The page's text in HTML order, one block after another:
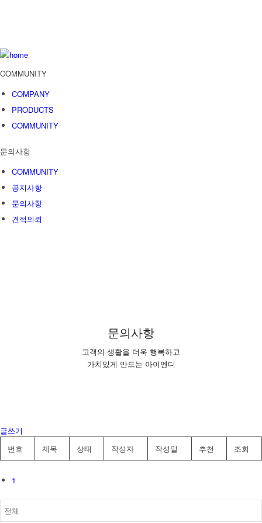
COMMUNITY
COMPANY
PRODUCTS
COMMUNITY
문의사항
COMMUNITY
공지사항
문의사항
견적의뢰
문의사항
고객의 생활을 더욱 행복하고
가치있게 만드는 아이엔디
글쓰기
번호
제목 상태 작성자 작성일 추천 조회
1